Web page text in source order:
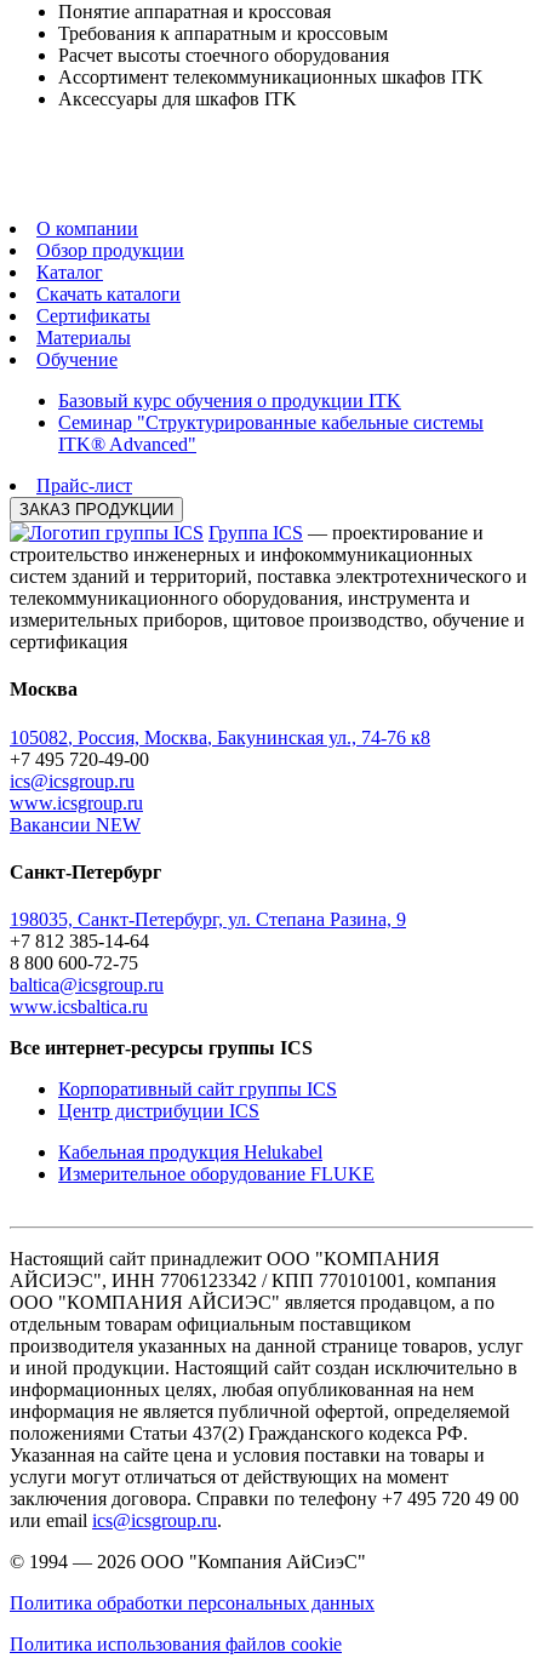
Понятие аппаратная и кроссовая
Требования к аппаратным и кроссовым
Расчет высоты стоечного оборудования
Ассортимент телекоммуникационных шкафов ITK
Аксессуары для шкафов ITK
О компании
Обзор продукции
Каталог
Скачать каталоги
Сертификаты
Материалы
Обучение
Базовый курс обучения о продукции ITK
Семинар "Структурированные кабельные системы
ITK® Advanced"
Прайс-лист
ЗАКАЗ ПРОДУКЦИИ
Группа ICS — проектирование и
строительство инженерных и инфокоммуникационных
систем зданий и территорий, поставка электротехнического и
телекоммуникационного оборудования, инструмента и
измерительных приборов, щитовое производство, обучение и
сертификация
Москва
105082, Россия, Москва, Бакунинская ул., 74-76 к8
+7 495 720-49-00
ics@icsgroup.ru
www.icsgroup.ru
Вакансии NEW
Санкт-Петербург
198035, Санкт-Петербург, ул. Степана Разина, 9
+7 812 385-14-64
8 800 600-72-75
baltica@icsgroup.ru
www.icsbaltica.ru
Все интернет-ресурсы группы ICS
Корпоративный сайт группы ICS
Центр дистрибуции ICS
Кабельная продукция Helukabel
Измерительное оборудование FLUKE
Настоящий сайт принадлежит ООО "КОМПАНИЯ
АЙСИЭС", ИНН 7706123342 / КПП 770101001, компания
ООО "КОМПАНИЯ АЙСИЭС" является продавцом, а по
отдельным товарам официальным поставщиком
производителя указанных на данной странице товаров, услуг
и иной продукции. Настоящий сайт создан исключительно в
информационных целях, любая опубликованная на нем
информация не является публичной офертой, определяемой
положениями Статьи 437(2) Гражданского кодекса РФ.
Указанная на сайте цена и условия поставки на товары и
услуги могут отличаться от действующих на момент
заключения договора. Справки по телефону +7 495 720 49 00
или email ics@icsgroup.ru.
© 1994 — 2026 ООО "Компания АйСиэС"
Политика обработки персональных данных
Политика использования файлов cookie